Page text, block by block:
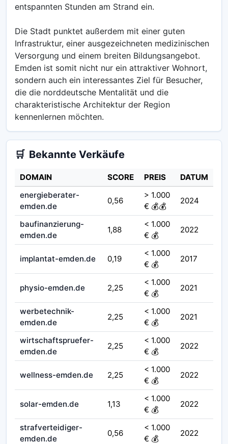
entspannten Stunden am Strand ein.
Die Stadt punktet außerdem mit einer guten
Infrastruktur, einer ausgezeichneten medizinischen
Versorgung und einem breiten Bildungsangebot.
Emden ist somit nicht nur ein attraktiver Wohnort,
sondern auch ein interessantes Ziel für Besucher,
die die norddeutsche Mentalität und die
charakteristische Architektur der Region
kennenlernen möchten.
🛒 Bekannte Verkäufe
DOMAIN SCORE PREIS
DATUM
energieberater-
emden.de
0,56
> 1.000
€ 💰💰
2024
baufinanzierung-
emden.de
1,88
< 1.000
€ 💰
2022
implantat-emden.de 0,19
< 1.000
€ 💰
2017
physio-emden.de 2,25
< 1.000
€ 💰
2021
werbetechnik-
emden.de
2,25
< 1.000
€ 💰
2021
wirtschaftspruefer-
emden.de
2,25
< 1.000
€ 💰
2022
wellness-emden.de 2,25
< 1.000
€ 💰
2022
solar-emden.de 1,13
< 1.000
€ 💰
2022
strafverteidiger-
emden.de
0,56
< 1.000
€ 💰
2022